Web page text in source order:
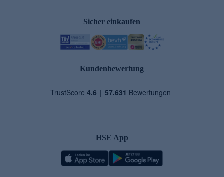
Sicher einkaufen
Kundenbewertung
HSE App